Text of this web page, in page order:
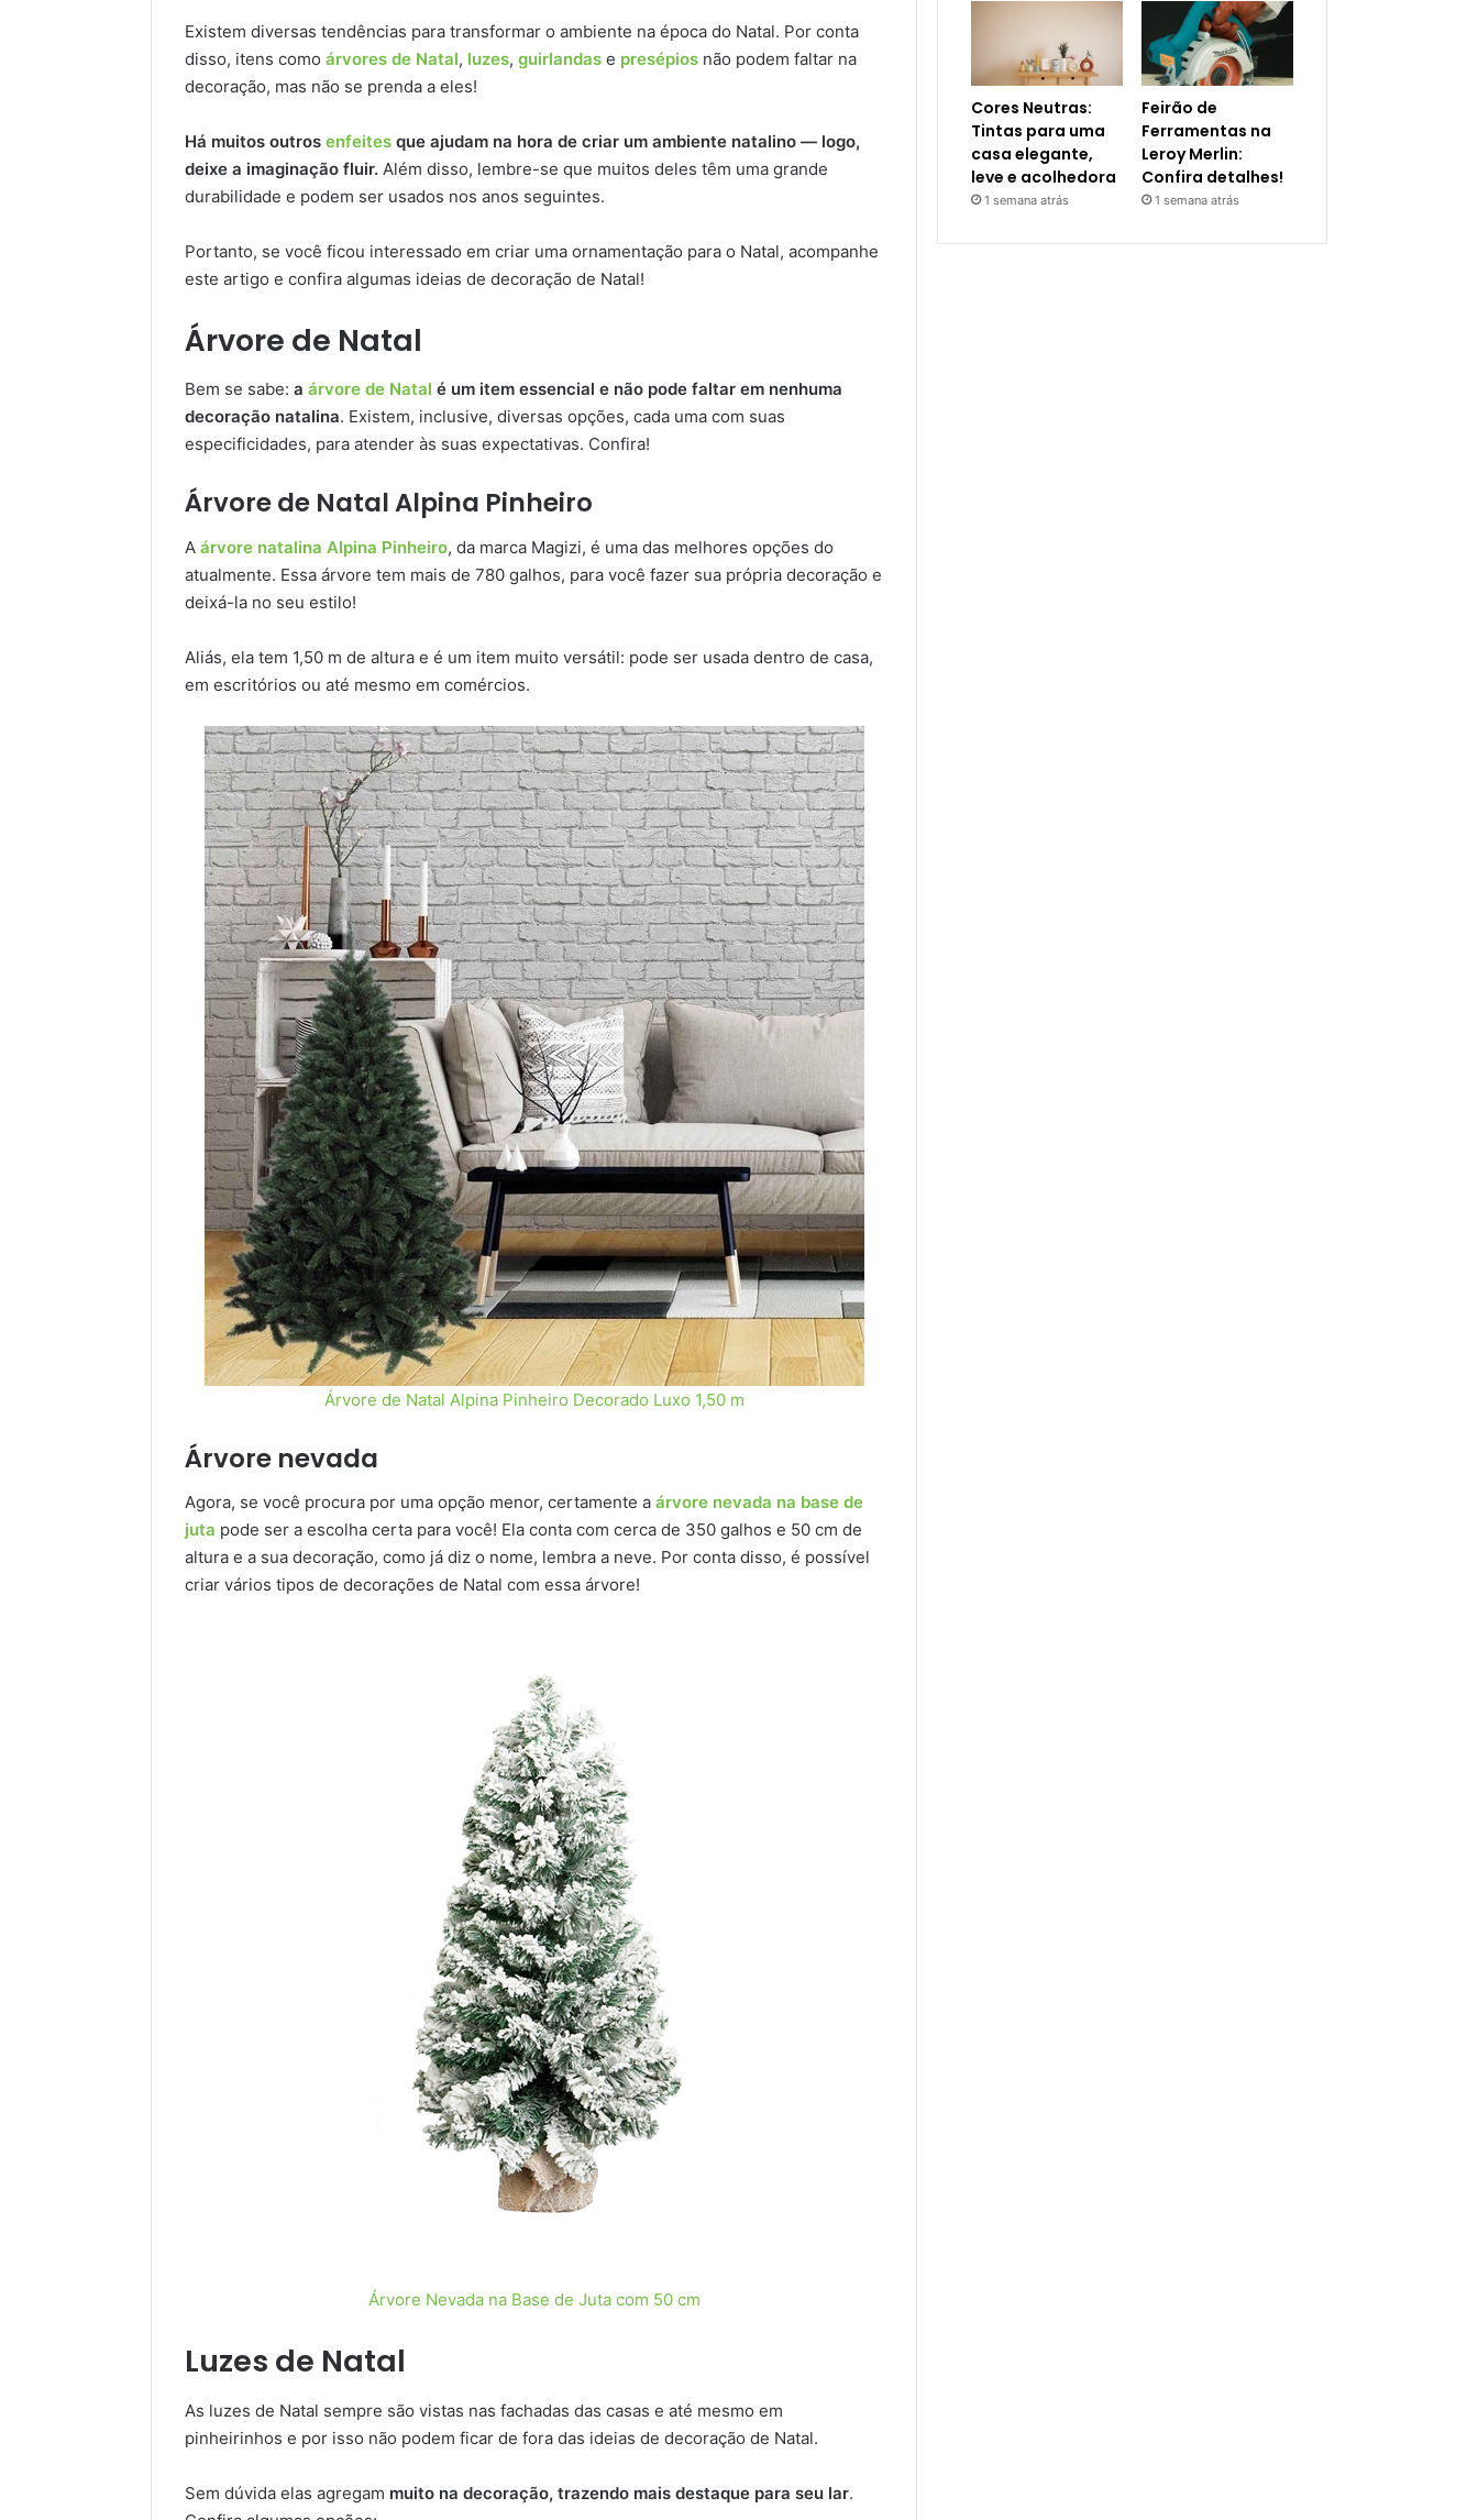
Existem diversas tendências para transformar o ambiente na época do Natal. Por conta
disso, itens como árvores de Natal, luzes, guirlandas e presépios não podem faltar na
decoração, mas não se prenda a eles!
Há muitos outros enfeites que ajudam na hora de criar um ambiente natalino — logo,
deixe a imaginação fluir. Além disso, lembre-se que muitos deles têm uma grande
durabilidade e podem ser usados nos anos seguintes.
Portanto, se você ficou interessado em criar uma ornamentação para o Natal, acompanhe
este artigo e confira algumas ideias de decoração de Natal!
Árvore de Natal
Bem se sabe: a árvore de Natal é um item essencial e não pode faltar em nenhuma
decoração natalina. Existem, inclusive, diversas opções, cada uma com suas
especificidades, para atender às suas expectativas. Confira!
Árvore de Natal Alpina Pinheiro
A árvore natalina Alpina Pinheiro, da marca Magizi, é uma das melhores opções do
atualmente. Essa árvore tem mais de 780 galhos, para você fazer sua própria decoração e
deixá-la no seu estilo!
Aliás, ela tem 1,50 m de altura e é um item muito versátil: pode ser usada dentro de casa,
em escritórios ou até mesmo em comércios.
Árvore de Natal Alpina Pinheiro Decorado Luxo 1,50 m
Árvore nevada
Agora, se você procura por uma opção menor, certamente a árvore nevada na base de
juta pode ser a escolha certa para você! Ela conta com cerca de 350 galhos e 50 cm de
altura e a sua decoração, como já diz o nome, lembra a neve. Por conta disso, é possível
criar vários tipos de decorações de Natal com essa árvore!
Árvore Nevada na Base de Juta com 50 cm
Luzes de Natal
As luzes de Natal sempre são vistas nas fachadas das casas e até mesmo em
pinheirinhos e por isso não podem ficar de fora das ideias de decoração de Natal.
Sem dúvida elas agregam muito na decoração, trazendo mais destaque para seu lar.
Cores Neutras:
Tintas para uma
casa elegante,
leve e acolhedora
1 semana atrás
Feirão de
Ferramentas na
Leroy Merlin:
Confira detalhes!
1 semana atrás